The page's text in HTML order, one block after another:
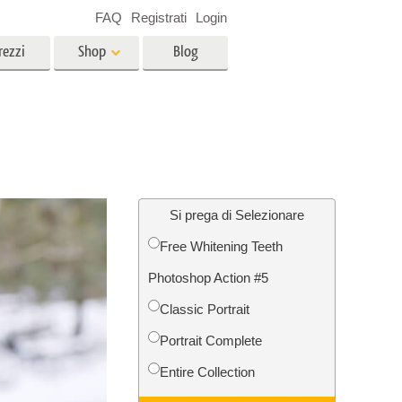
delle
Servizi Foto Restauro
Shop Blog
FAQ Registrati Login
Si prega di Selezionare
Free Whitening Teeth
Photoshop Action #5
Classic Portrait
Portrait Complete
Entire Collection